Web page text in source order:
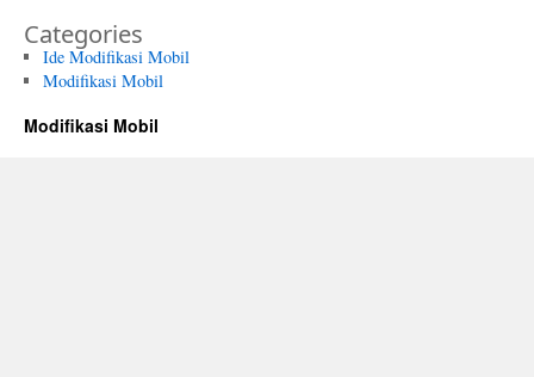
Categories
Ide Modifikasi Mobil
Modifikasi Mobil
Modifikasi Mobil